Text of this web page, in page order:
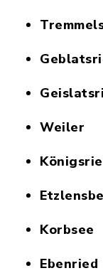
Weiler
Korbsee
Ebenried